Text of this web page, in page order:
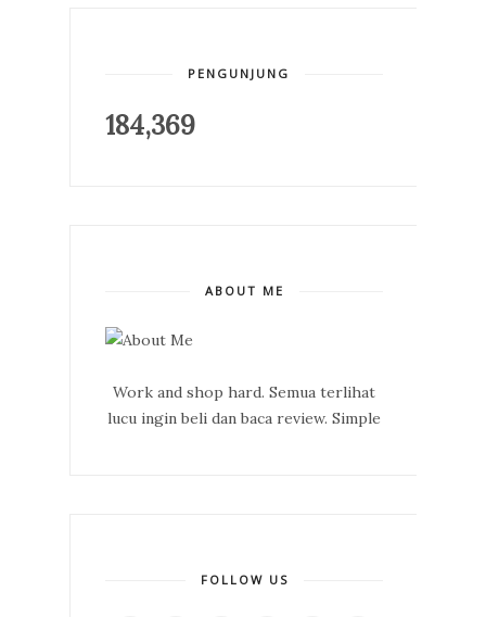
PENGUNJUNG
184,369
ABOUT ME
Work and shop hard. Semua terlihat
lucu ingin beli dan baca review. Simple
FOLLOW US